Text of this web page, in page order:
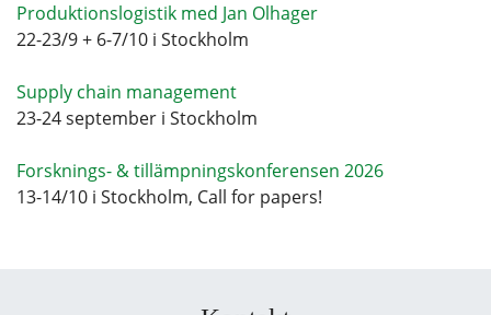
Produktionslogistik med Jan Olhager
22-23/9 + 6-7/10 i Stockholm
Supply chain management
23-24 september i Stockholm
Forsknings- & tillämpningskonferensen 2026
13-14/10 i Stockholm, Call for papers!